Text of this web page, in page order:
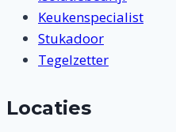
Keukenspecialist
Stukadoor
Tegelzetter
Locaties